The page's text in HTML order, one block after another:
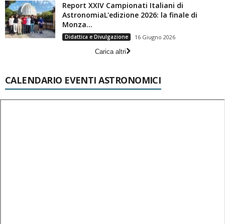
Report XXIV Campionati Italiani di
AstronomiaL'edizione 2026: la finale di
Monza...
Didattica e Divulgazione
16 Giugno 2026
Carica altri
CALENDARIO EVENTI ASTRONOMICI